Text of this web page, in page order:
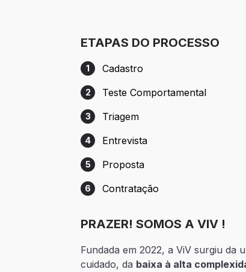
ETAPAS DO PROCESSO
Etapa 1: Cadastro
1 Cadastro
Etapa 2: Teste Comportamental
2 Teste Comportamental
Etapa 3: Triagem
3 Triagem
Etapa 4: Entrevista
4 Entrevista
Etapa 5: Proposta
5 Proposta
Etapa 6: Contratação
6 Contratação
PRAZER! SOMOS A VIV !
Fundada em 2022, a ViV surgiu da
cuidado, da baixa à alta